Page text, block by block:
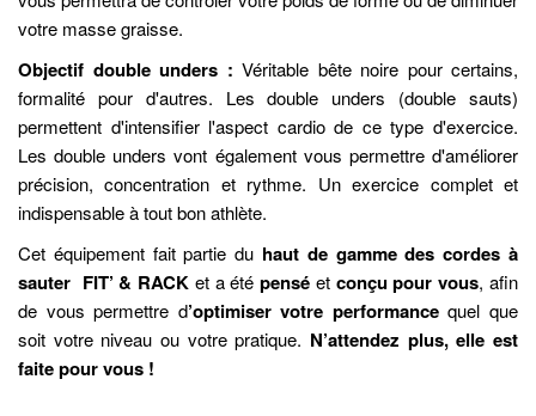
votre masse graisse.
Objectif double unders : Véritable bête noire pour certains,
formalité pour d'autres. Les double unders (double sauts)
permettent d'intensifier l'aspect cardio de ce type d'exercice.
Les double unders vont également vous permettre d'améliorer
précision, concentration et rythme. Un exercice complet et
indispensable à tout bon athlète.
Cet équipement fait partie du haut de gamme des cordes à
sauter FIT’ & RACK et a étépensé et conçu pour vous, afin
de vous permettre d’optimiser votre performancequel que
soit votre niveau ou votre pratique. N’attendez plus, elle est
faite pour vous !